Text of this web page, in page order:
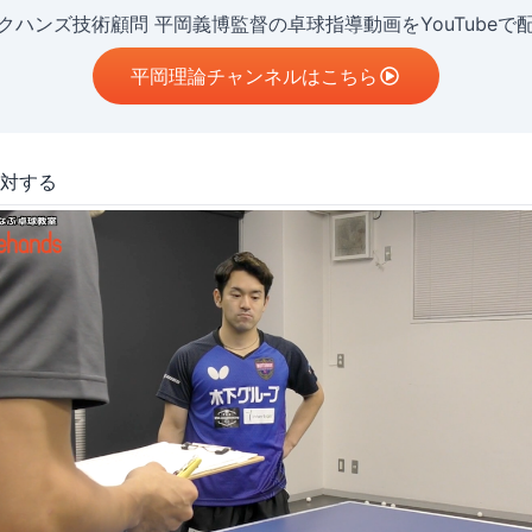
ハンズ技術顧問 平岡義博監督の卓球指導動画をYouTubeで
平岡理論チャンネルはこちら
する